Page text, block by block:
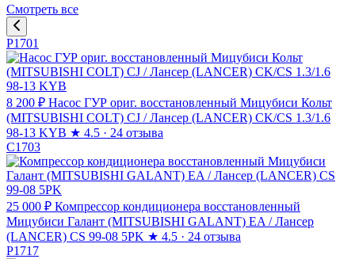
Смотреть все
P1701
8 200 ₽ Насос ГУР ориг. восстановленный Мицубиси Кольт
(MITSUBISHI COLT) CJ / Лансер (LANCER) CK/CS 1.3/1.6
98-13 KYB ★ 4.5 · 24 отзыва
C1703
25 000 ₽ Компрессор кондиционера восстановленный
Мицубиси Галант (MITSUBISHI GALANT) EA / Лансер
(LANCER) CS 99-08 5PK ★ 4.5 · 24 отзыва
P1717